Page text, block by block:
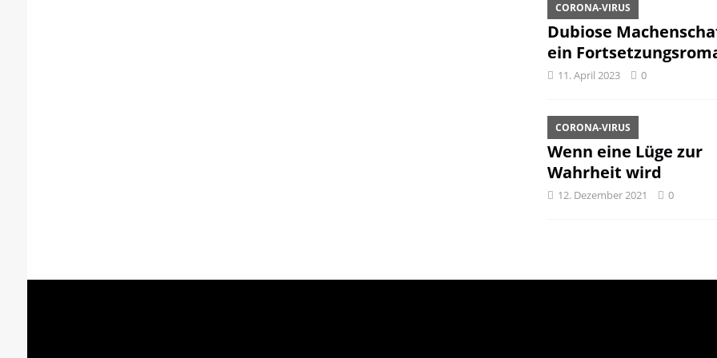
Dubiose
ein
CORONA-VIRUS
11. April 2023 0
Wenn eine Lüge zur
Wahrheit wird
CORONA-VIRUS
12. Dezember 2021 0